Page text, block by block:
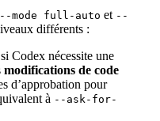
--mode full-auto et --
différents :
Codex nécessite une
modifications de code
d’approbation pour
à --ask-for-